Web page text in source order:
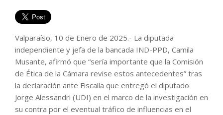
Valparaíso, 10 de Enero de 2025.- La diputada
independiente y jefa de la bancada IND-PPD, Camila
Musante, afirmó que “sería importante que la Comisión
de Ética de la Cámara revise estos antecedentes” tras
la declaración ante Fiscalía que entregó el diputado
Jorge Alessandri (UDI) en el marco de la investigación en
su contra por el eventual tráfico de influencias en el